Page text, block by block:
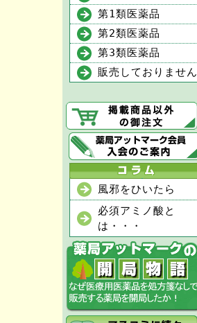
第1類医薬品
第2類医薬品
第3類医薬品
販売しておりません
風邪をひいたら
必須アミノ酸と
は・・・